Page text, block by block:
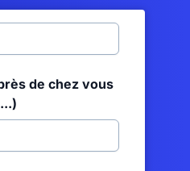
de chez vous